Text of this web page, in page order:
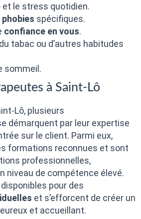
et le stress quotidien.
phobies spécifiques.
confiance en vous.
tabac ou d’autres habitudes
sommeil.
à Saint-Lô
Lô, plusieurs
démarquent par leur expertise
sur le client. Parmi eux,
formations reconnues et sont
professionnelles,
niveau de compétence élevé.
pour des
et s’efforcent de créer un
et accueillant.